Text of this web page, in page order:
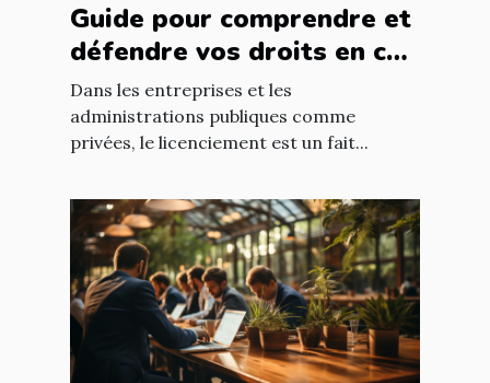
Guide pour comprendre et
défendre vos droits en cas
de licenciement abusif
Dans les entreprises et les
administrations publiques comme
privées, le licenciement est un fait...